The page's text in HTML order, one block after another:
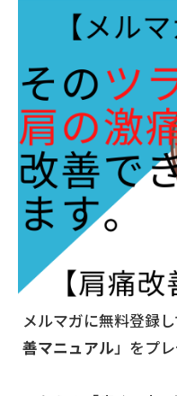
メルマガに無料登録
善マニュアル」をプ